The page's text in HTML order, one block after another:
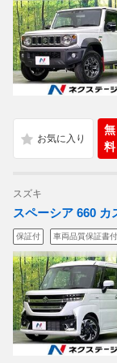
無
料
スズキ
スペーシア 660
保証付 車両品質保証書付